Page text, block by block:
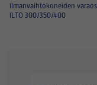
Ilmanvaihtokoneiden
ILTO 300/350/400